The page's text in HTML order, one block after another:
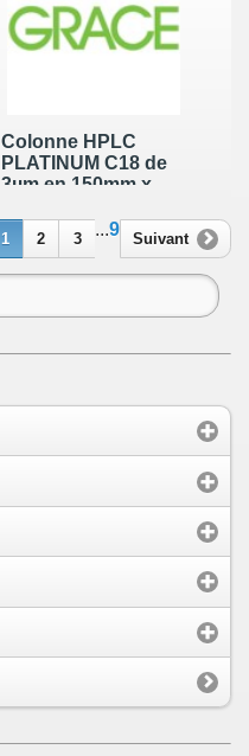
Colonne HPLC
PLATINUM C18 de
3µm en 150mm x
1 2 3
...9
Suivant